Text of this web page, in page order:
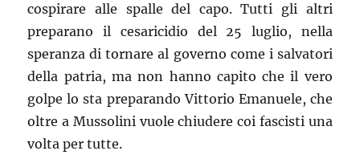
cospirare alle spalle del capo. Tutti gli altri
preparano il cesaricidio del 25 luglio, nella
speranza di tornare al governo come i salvatori
della patria, ma non hanno capito che il vero
golpe lo sta preparando Vittorio Emanuele, che
oltre a Mussolini vuole chiudere coi fascisti una
volta per tutte.